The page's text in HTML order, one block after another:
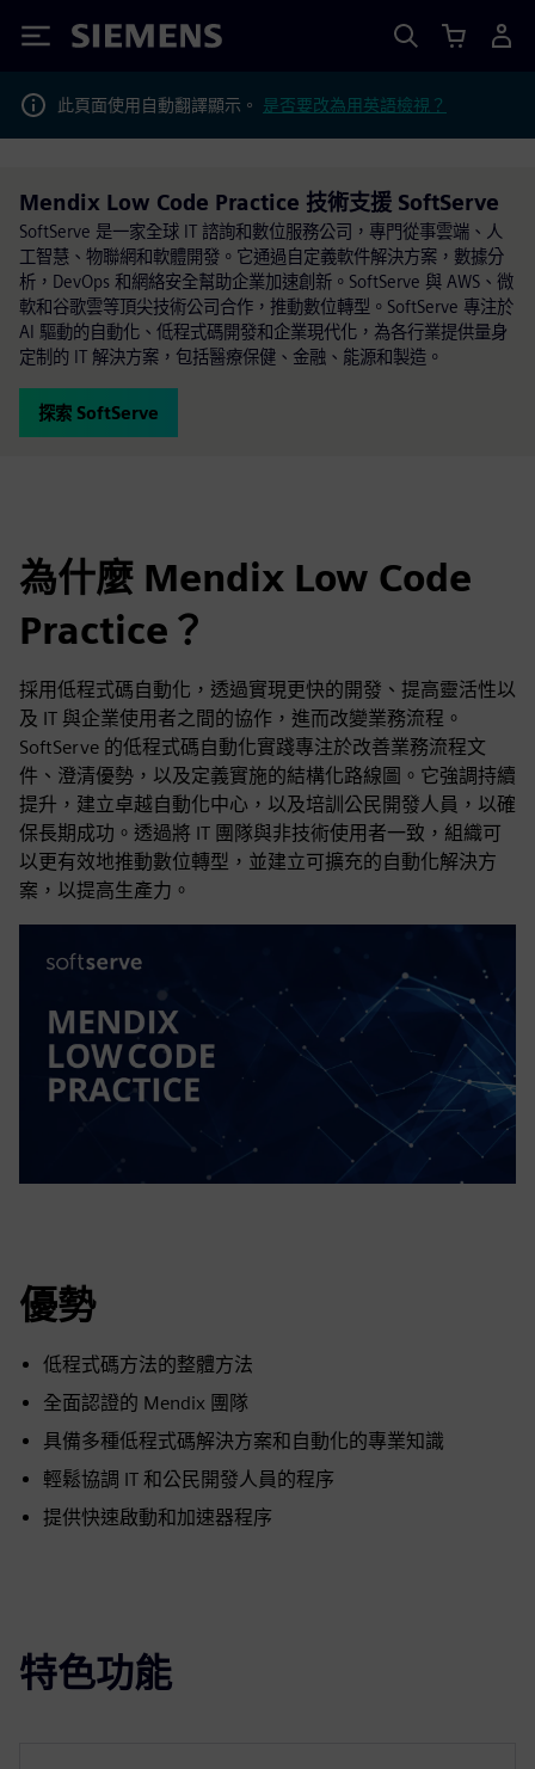
Siemens
此頁面使用自動翻譯顯示。 是否要改為用英語檢視？
Mendix Low Code Practice 技術支援 SoftServe
SoftServe 是一家全球 IT 諮詢和數位服務公司，專門從事雲端、人
工智慧、物聯網和軟體開發。它通過自定義軟件解決方案，數據分
析，DevOps 和網絡安全幫助企業加速創新。SoftServe 與 AWS、微
軟和谷歌雲等頂尖技術公司合作，推動數位轉型。SoftServe 專注於
AI 驅動的自動化、低程式碼開發和企業現代化，為各行業提供量身
定制的 IT 解決方案，包括醫療保健、金融、能源和製造。
探索 SoftServe
為什麼 Mendix Low Code
Practice？
採用低程式碼自動化，透過實現更快的開發、提高靈活性以
及 IT 與企業使用者之間的協作，進而改變業務流程。
SoftServe 的低程式碼自動化實踐專注於改善業務流程文
件、澄清優勢，以及定義實施的結構化路線圖。它強調持續
提升，建立卓越自動化中心，以及培訓公民開發人員，以確
保長期成功。透過將 IT 團隊與非技術使用者一致，組織可
以更有效地推動數位轉型，並建立可擴充的自動化解決方
案，以提高生產力。
優勢
低程式碼方法的整體方法
全面認證的 Mendix 團隊
具備多種低程式碼解決方案和自動化的專業知識
輕鬆協調 IT 和公民開發人員的程序
提供快速啟動和加速器程序
特色功能